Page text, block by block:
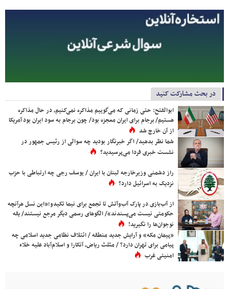
در بحث مشارکت کنید
ابوالفتح: حتی زمانی که می‌گوییم مذاکره نمی‌کنیم، در حال مذاکره
هستیم/ برجام برای ایران معجزه بود/ چون برجام به سود ایران بود آمریکا
از آن خارج شد
شما نظر بدهید/ اگر خبرنگار بودید چه سوالی از رئیس جمهور در
نشست خبری فردا می‌پرسیدید؟
راز دشمنی وزیرخارجه لبنان با ایران / یوسف رجی چه ارتباطی با حزب
نزدیک به اسرائیل دارد؟
از آب‌بازی در پارک آب‌وآتش تا تجمع برای نیما تکیدو؛«این نسل هرآنچه
حکومتی نیست می‌پسندند»/ الگوهای رسمی دیگر مرجع نیستند/ یقه
نوجوان‌ها را نگیرید!
«پیمان مکه» و آرایش جدید منطقه / ائتلاف نظامی جدید اسلامی چه
پیامی برای تهران دارد؟ / مثلث ریاض، آنکارا و اسلام‌آباد علیه خلاء
امنیتی غرب